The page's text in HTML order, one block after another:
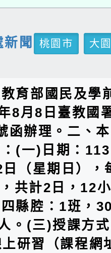
聞
桃園市
大
育部國民及學
8月8日臺教國
函辦理。二、
(一)日期：
日（星期日），
共計2日，12
縣腔：1班，
。(三)授課方
研習（課程網